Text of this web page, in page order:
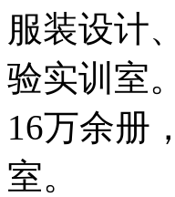
服装设计
验实训室
16万余册
室。